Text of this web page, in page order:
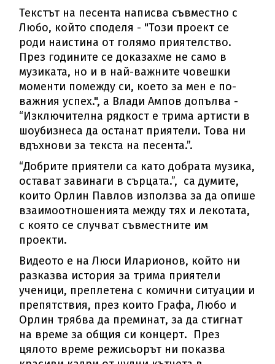
Текстът на песента написва съвместно с
Любо, който споделя - "Този проект се
роди наистина от голямо приятелство.
През годините се доказахме не само в
музиката, но и в най-важните човешки
моменти помежду си, което за мен е по-
важния успех.", а Влади Ампов допълва -
“Изключителна рядкост е трима артисти в
шоубизнеса да останат приятели. Това ни
вдъхнови за текста на песeнта.”.
“Добрите приятели са като добрата музика,
остават завинаги в сърцата.”, са думите,
които Орлин Павлов използва за да опише
взаимоотношенията между тях и лекотата,
с която се случват съвместните им
проекти.
Видеото е на Люси Иларионов, който ни
разказва история за трима приятели
ученици, преплетена с комични ситуации и
препятствия, през които Графа, Любо и
Орлин трябва да преминат, за да стигнат
на време за общия си концерт. През
цялото време режисьорът ни показва